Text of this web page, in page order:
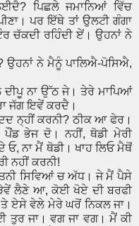
ਪਿਛਲੇ ਜਮਾਨਿਆਂ ਵਿੱਚ
ਪਰ ਇੱਥੇ ਤਾਂ ਉਲਟੀ ਗੰਗਾ
ਚੱਕਦੀ ਰਹਿੰਦੀ ਏਂ। ਉਹਨਾਂ ਨੇ
ਨੇ ਮੈਨੂੰ ਪਾਲਿਐ-ਪੋਸਿਐ,
ਦੀਪੂ ਨਾ ਉੱਠ ਜੇ। ਤੇਰੇ ਮਾਪਿਆਂ
ਜੱਗ ਇਵੇਂ ਕਰਦੈ।
ਨ੍ਹੀਂ ਕਰਨੀ? ਠੀਕ ਆ ਫੇਰ।
ਭੇਜ ਦੋ। ਨਹੀਂ, ਥੋਡੀ ਮੇਰੀ
ਨਾ ਮੈਂ ਥੋਡੀ। ਖਾਹ ਲਿਓ ਮੈਥੋਂ
ਨਹੀਂ ਕਰਨੀ!
ਸਿਵਿਆਂ ਚ ਅੱਧ। ਜੇ ਮੈਂ ਪੈਸੇ
ਲੈਣੇ ਆ, ਕੋਈ ਖੋਏ ਦੀ ਬਰਫੀ
ਏਸੇ ਵੇਲੇ ਮੇਰੇ ਘਰੋਂ ਨਿਕਲ ਜਾ।
ਜਾ। ਵਗ ਜਾ ਵਗ। ਮੈਂ ਕੀ